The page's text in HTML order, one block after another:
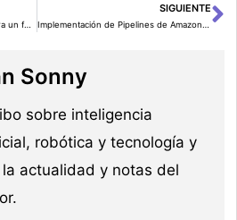
SIGUIENTE
Sonny
sobre inteligencia
robótica y tecnología y
la actualidad y notas del